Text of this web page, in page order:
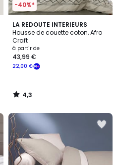
-40%*
LA REDOUTE INTERIEURS
Housse de couette coton, Afro
Craft
à partir de
22,00 €
43,99 €
4,3
/ 5
4,3
/